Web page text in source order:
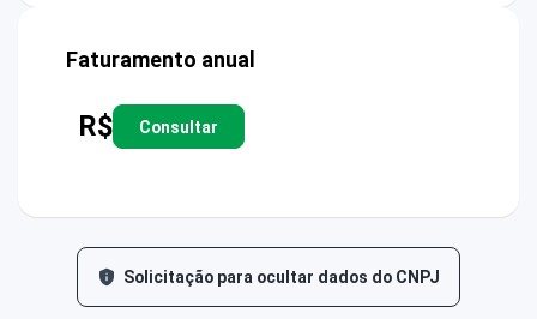
Faturamento anual
R$ Consultar
Solicitação para ocultar dados do CNPJ